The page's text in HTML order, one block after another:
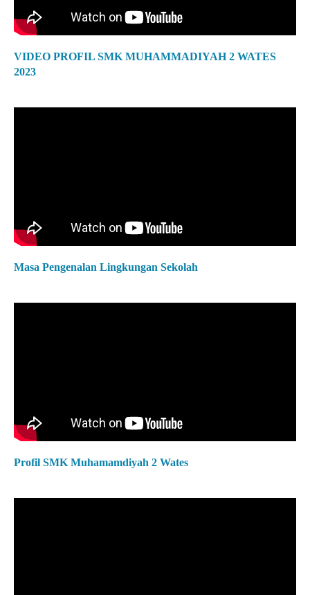
VIDEO PROFIL SMK MUHAMMADIYAH 2 WATES
2023
Masa Pengenalan Lingkungan Sekolah
Profil SMK Muhamamdiyah 2 Wates